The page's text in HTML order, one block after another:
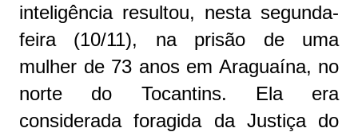
inteligência resultou, nesta segunda-
feira (10/11), na prisão de uma
mulher de 73 anos em Araguaína, no
norte do Tocantins. Ela era
considerada foragida da Justiça do